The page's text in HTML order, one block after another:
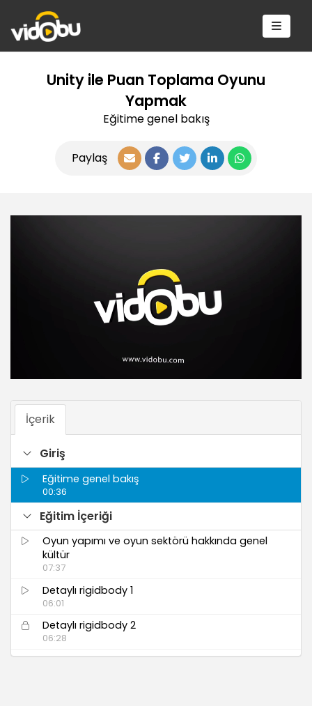
Unity ile Puan Toplama Oyunu
Yapmak
Eğitime genel bakış
Paylaş
İçerik
Giriş
Eğitime genel bakış
00:36
Eğitim İçeriği
Oyun yapımı ve oyun sektörü hakkında genel
kültür
07:37
Detaylı rigidbody 1
06:01
Detaylı rigidbody 2
06:28
Collider çeşitleri